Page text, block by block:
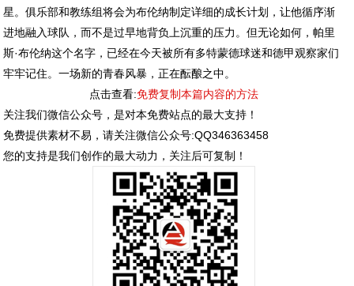
星。俱乐部和教练组将会为布伦纳制定详细的成长计划，让他循序渐
进地融入球队，而不是过早地背负上沉重的压力。但无论如何，帕里
斯·布伦纳这个名字，已经在今天被所有多特蒙德球迷和德甲观察家们
牢牢记住。一场新的青春风暴，正在酝酿之中。
点击查看:免费复制本篇内容的方法
关注我们微信公众号，是对本免费站点的最大支持！
免费提供素材不易，请关注微信公众号:QQ346363458
您的支持是我们创作的最大动力，关注后可复制！